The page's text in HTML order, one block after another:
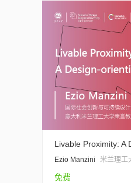
Livable Proximity: A
Ezio Manzini 米兰理工
免费